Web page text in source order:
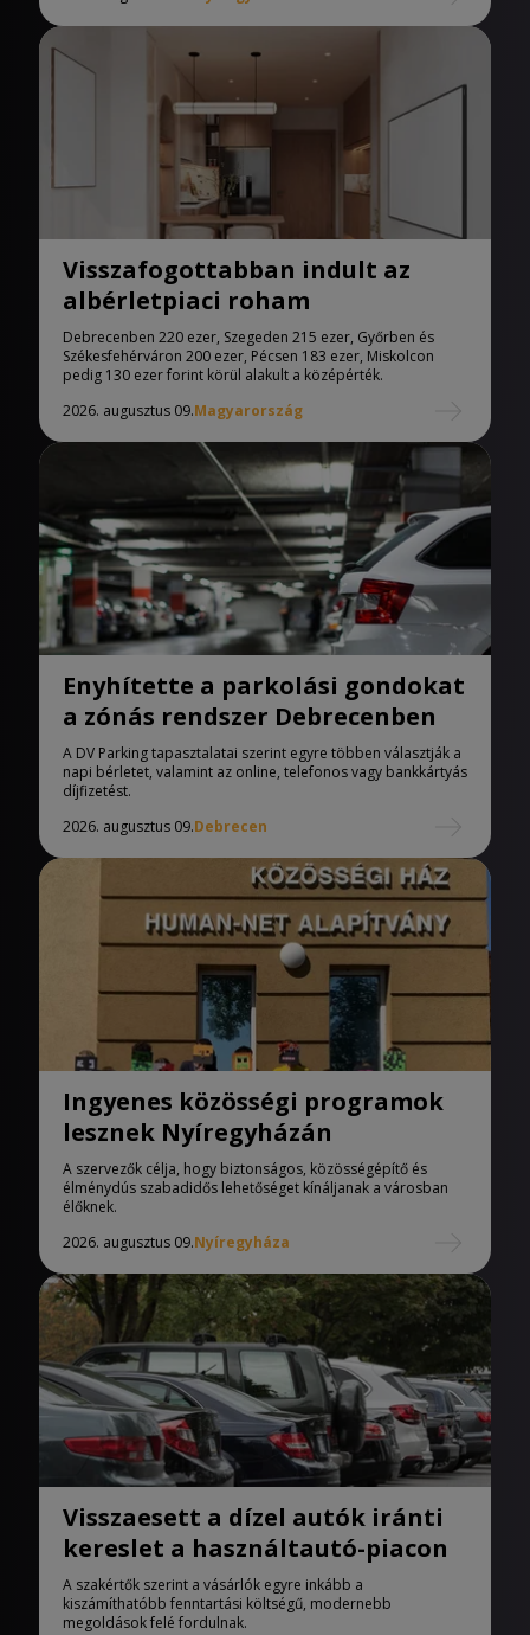
Visszafogottabban indult az
albérletpiaci roham
Debrecenben 220 ezer, Szegeden 215 ezer, Győrben és
Székesfehérváron 200 ezer, Pécsen 183 ezer, Miskolcon
pedig 130 ezer forint körül alakult a középérték.
2026. augusztus 09.Magyarország
Enyhítette a parkolási gondokat
a zónás rendszer Debrecenben
A DV Parking tapasztalatai szerint egyre többen választják a
napi bérletet, valamint az online, telefonos vagy bankkártyás
díjfizetést.
2026. augusztus 09.Debrecen
Ingyenes közösségi programok
lesznek Nyíregyházán
A szervezők célja, hogy biztonságos, közösségépítő és
élménydús szabadidős lehetőséget kínáljanak a városban
élőknek.
2026. augusztus 09.Nyíregyháza
Visszaesett a dízel autók iránti
kereslet a használtautó-piacon
A szakértők szerint a vásárlók egyre inkább a
kiszámíthatóbb fenntartási költségű, modernebb
megoldások felé fordulnak.